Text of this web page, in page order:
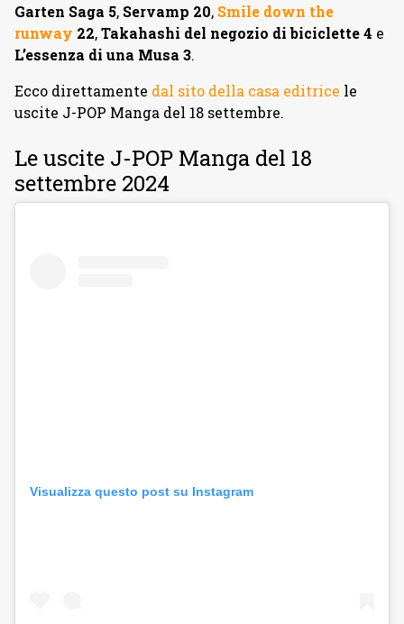
Garten Saga 5, Servamp 20, Smile down the
runway 22,Takahashi del negozio di biciclette 4 e
L’essenza di una Musa 3.
Ecco direttamente dal sito della casa editrice le
uscite J-POP Manga del 18 settembre.
Le uscite J-POP Manga del 18
settembre 2024
Visualizza questo post su Instagram